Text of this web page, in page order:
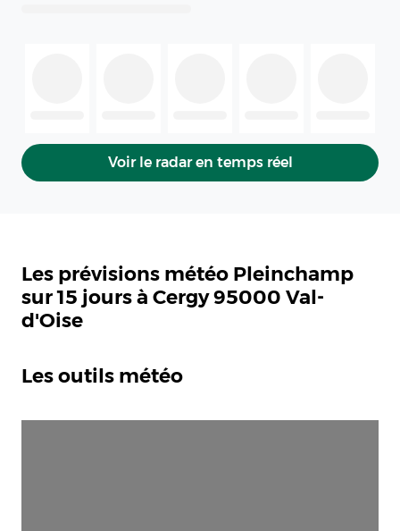
Voir le radar en temps réel
Les prévisions météo Pleinchamp
sur 15 jours à Cergy 95000 Val-
d'Oise
Les outils météo